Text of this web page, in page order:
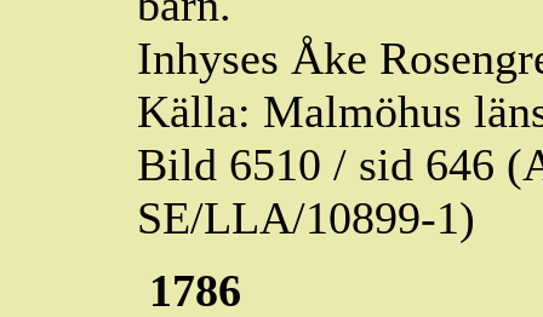
Inhyses Åke
Källa: Malmöhus
Bild 6510 / sid 646
SE/LLA/10899-1)
1786